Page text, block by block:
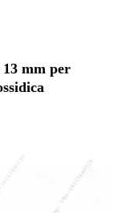
mm per